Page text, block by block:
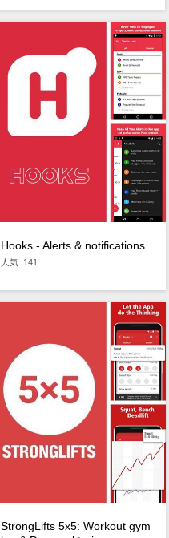
Hooks - Alerts & notifications
人気: 141
StrongLifts 5x5: Workout gym